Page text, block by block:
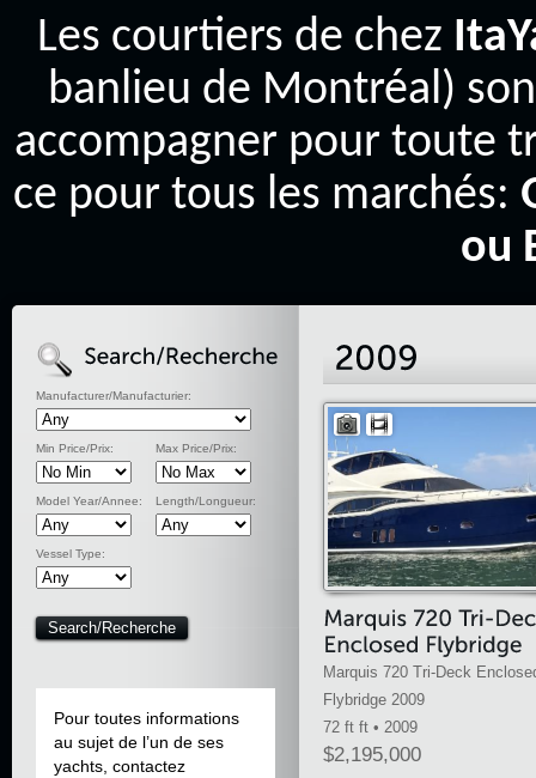
Les courtiers de chez
banlieu de Montréal)
accompagner pour toute
ce pour tous les marchés:
ou
Manufacturer/Manufacturier:
Min Price/Prix: Max Price/Prix:
Model Year/Annee: Length/Longueur:
Vessel Type:
Pour toutes informations
au sujet de l’un de ses
yachts, contactez
Marquis 720 Tri-Deck
Flybridge 2009
72 ft ft • 2009
$2,195,000